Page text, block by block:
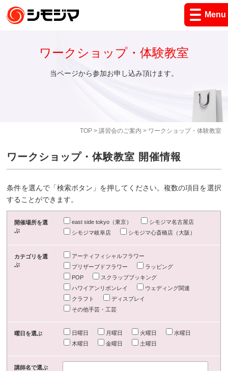
Menu
TOP> 講習会のご案内 > ワークショップ・体験教室
ワークショップ・体験教室
当ページから参加お申し込み頂けます。
ワークショップ・体験教室 開催情報
条件を選んで「検索ボタン」を押してください。複数の項目を選択
することができます。
開催場所を選
ぶ
east side tokyo（東京）
シモジマ名古屋店
シモジマ岐阜店
シモジマ心斎橋店（大阪）
カテゴリを選
ぶ
アーティフィシャルフラワー
プリザーブドフラワー
ラッピング
POP
スクラップブッキング
ハワイアンリボンレイ
ウェディング関連
クラフト
ディスプレイ
その他手芸・工芸
曜日を選ぶ 日曜日 月曜日 火曜日
水曜日
木曜日
金曜日 土曜日
講師名で選ぶ